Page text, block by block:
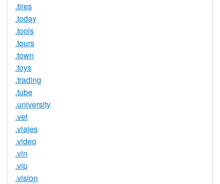
.tires
.today
.tools
.tours
.town
.toys
.trading
.tube
.university
.vet
.viajes
.video
.vin
.vip
.vision